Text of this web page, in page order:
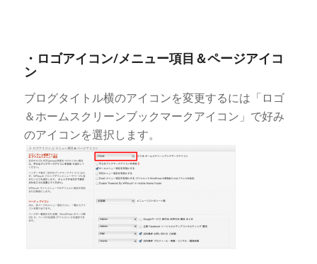
・ロゴアイコン/メニュー項目＆ページアイコ
ン
ブログタイトル横のアイコンを変更するには「ロゴ
＆ホームスクリーンブックマークアイコン」で好み
のアイコンを選択します。